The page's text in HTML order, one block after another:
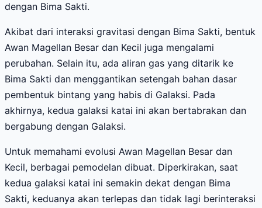
dengan Bima Sakti.
Akibat dari interaksi gravitasi dengan Bima Sakti, bentuk
Awan Magellan Besar dan Kecil juga mengalami
perubahan. Selain itu, ada aliran gas yang ditarik ke
Bima Sakti dan menggantikan setengah bahan dasar
pembentuk bintang yang habis di Galaksi. Pada
akhirnya, kedua galaksi katai ini akan bertabrakan dan
bergabung dengan Galaksi.
Untuk memahami evolusi Awan Magellan Besar dan
Kecil, berbagai pemodelan dibuat. Diperkirakan, saat
kedua galaksi katai ini semakin dekat dengan Bima
Sakti, keduanya akan terlepas dan tidak lagi berinteraksi